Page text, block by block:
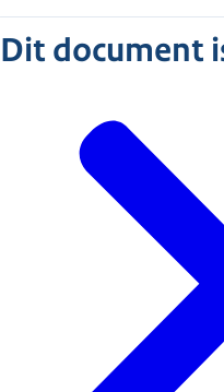
Dit document